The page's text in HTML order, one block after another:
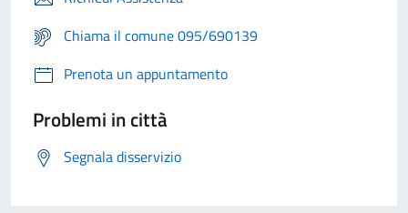
Chiama il comune 095/690139
Prenota un appuntamento
Problemi in città
Segnala disservizio